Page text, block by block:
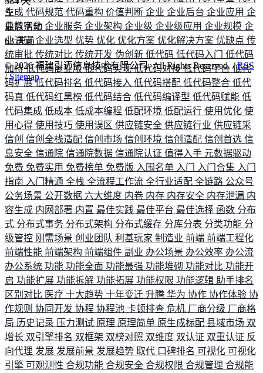
生成 代码规范 代码重构 价值判断 企业 企业后台 企业应用 企
业数字化 企业服务 企业架构 企业级 企业级应用 企业规模 企
业调研企业选型 优势 优化 优化方案 优化解决方案 优缺点 传
统审批 传统对比 传统开发 伪创新 低代码 低代码入门 低代码
加持低代码商业版低代码实现低代码对接低代码平台 低代
码扩展低代码排名 低代码接入 低代码搭配 低代码整合 低代
码真 低代码红黑榜 低代码结合 低代码编译型 低代码赋能 低
代码集成 低成本 低成本编程 低配环境 低配运行 使用优化 使
用心得 使用技巧 使用误区 供应链安全 供应链行业 供应链采
信创 信创全栈适配 信创市场 信创环境 信创适配 信创首选 信
息安全 信通院 信通院数据 信通院认证 值得入手 元数据驱动
免费 免费实用 免费榜单 免费版 入围名单 入门 入门合集 入门
指南 入门精通 全栈 全流程工作流 全行业适配 全链路 公众号
公务场景 公开数据 六大维度 内卷 内存 内存安全 内存泄漏 内
容生成 内网部署 内置 最佳实践 最佳平台 最佳选择 函数 分布
式 分布式事务 分布式架构 分布式缓存 分库分表 分类功能 分
级管控 刚需场景 创业团队 利基玩家 制造业 前端 前端工程化
前端性能 前端架构 前端组件 副业 办公场景 办公效率 办公流
办公系统 功能 功能全面 功能最强 功能堆砌 功能对比 功能开
启 功能扩展 功能拆解 功能拓展 功能权限 功能逻辑 助手排名
区别对比 医疗 十大趋势 十年变迁 升腾 华为 协作 协作体验 协
作规则 协同开发 协程 协程池 卡顿排查 危机 厂商分级 厂商格
局 历史记录 压力测试 原理 原理简单 原生成标配 县域市场 双
增长 双引擎排名 双框架 双榜对照 双维度 双认证 双重认证 反
向代理 发展 发展前景 发展趋势 取代 口碑排名 可视化 可视化
引擎 可观测性 合规功能 合规安全 合规权限 合规管理 合规能
最后活动
63 天前
©2026福建引迈信息技术有限公司. All Rights Reserved. /RSS
/Sitemap